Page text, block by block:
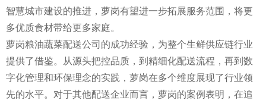
智慧城市建设的推进，萝岗有望进一步拓展服务范围，将更
多优质食材带给更多家庭。
萝岗粮油蔬菜配送公司的成功经验，为整个生鲜供应链行业
提供了借鉴。从源头把控品质，到精细化配送流程，再到数
字化管理和环保理念的实践，萝岗在多个维度展现了行业领
先的水平。对于其他配送企业而言，萝岗的案例表明，在追